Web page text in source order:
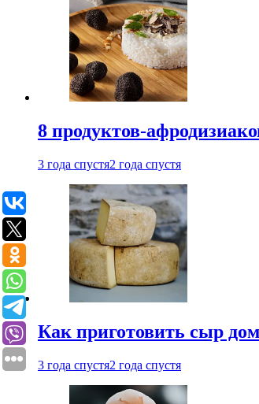
8 продуктов-
3 года спустя2 года спустя
Как приготовить сыр
3 года спустя2 года спустя